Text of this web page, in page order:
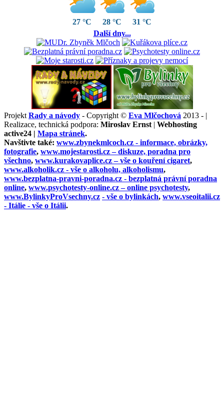
27 °C 28 °C
31 °C
Další dny...
Projekt Rady a návody - Copyright © Eva Mlčochová 2013 - |
Realizace, technická podpora: Miroslav Ernst | Webhosting
active24 | Mapa stránek.
Navštivte také: www.zbynekmlcoch.cz - informace, obrázky,
fotografie, www.mojestarosti.cz –diskuze, poradna pro
všechno, www.kurakovaplice.cz – vše o kouření cigaret,
www.alkoholik.cz - vše o alkoholu, alkoholismu,
www.bezplatna-pravni-poradna.cz - bezplatná právní poradna
online, www.psychotesty-online.cz –online psychotesty,
www.BylinkyProVsechny.cz - vše o bylinkách, www.vseoitalii.cz
- Itálie - vše o Itálii.